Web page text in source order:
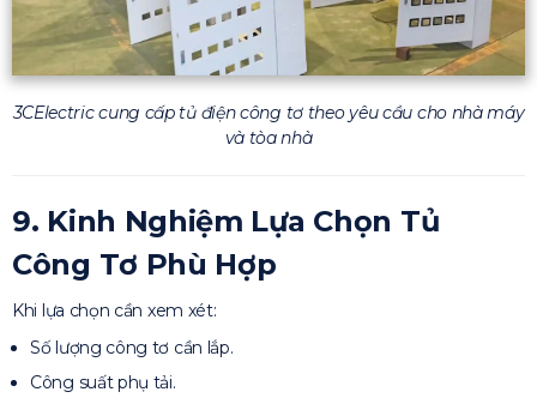
3CElectric cung cấp tủ điện công tơ theo yêu cầu cho nhà máy
và tòa nhà
9. Kinh Nghiệm Lựa Chọn Tủ
Công Tơ Phù Hợp
Khi lựa chọn cần xem xét:
Số lượng công tơ cần lắp.
Công suất phụ tải.